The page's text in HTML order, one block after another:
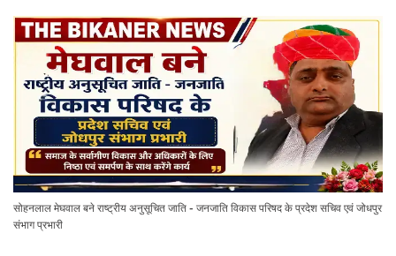
सोहनलाल मेघवाल बने राष्ट्रीय अनुसूचित जाति - जनजाति विकास परिषद के प्रदेश सचिव एवं जोधपुर
संभाग प्रभारी